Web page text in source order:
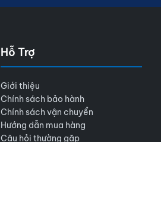
Hỗ Trợ
Giới thiệu
Chính sách bảo hành
Chính sách vận chuyển
Hướng dẫn mua hàng
Câu hỏi thường gặp